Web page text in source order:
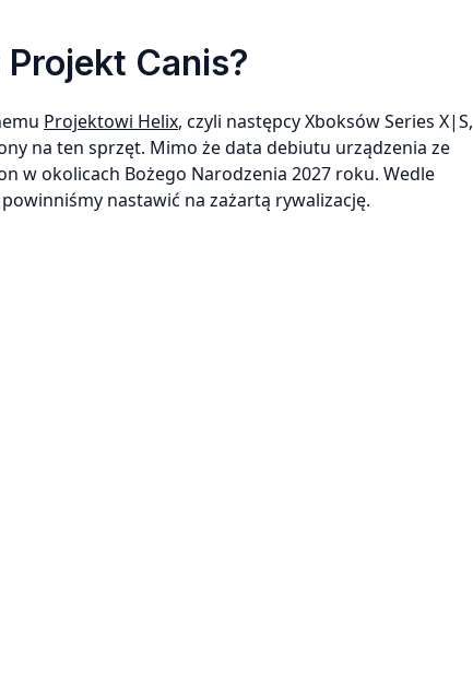
Canis?
Projektowi Helix, czyli następcy Xboksów Series X|S,
na ten sprzęt. Mimo że data debiutu urządzenia ze
w okolicach Bożego Narodzenia 2027 roku. Wedle
nastawić na zażartą rywalizację.